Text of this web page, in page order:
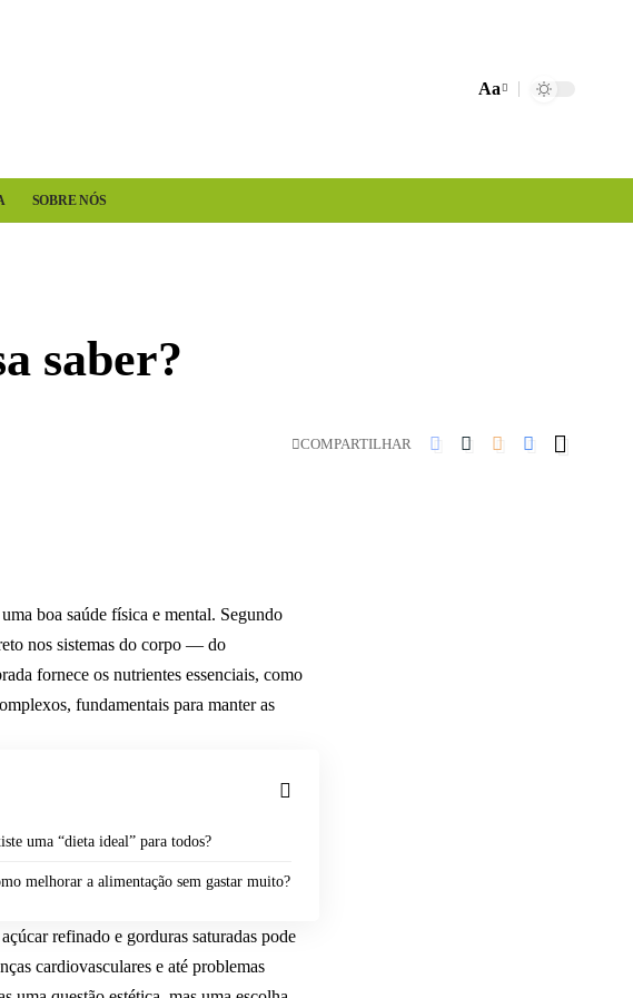
Aa
SOBRE NÓS
saber?
COMPARTILHAR